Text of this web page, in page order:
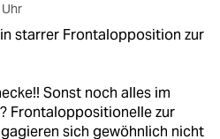
starrer Frontalopposition zur
Sonst noch alles im
Frontaloppositionelle zur
sich gewöhnlich nicht